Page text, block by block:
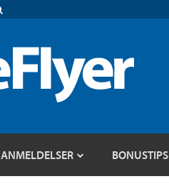
ANMELDELSER BONUSTIPS